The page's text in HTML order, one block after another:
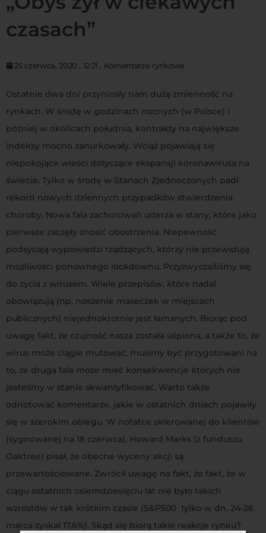
czasach”
25 czerwca, 2020 12:21 Komentarze rynkowe
Ostatnie dwa dni przyniosły nam dużą zmienność na
rynkach. W środę w godzinach nocnych (w Polsce) i
później w okolicach południa, kontrakty na największe
indeksy mocno zanurkowały. Wciąż pojawiają się
niepokojące wieści dotyczące ekspansji koronawirusa na
świecie. Tylko w środę w Stanach Zjednoczonych padł
rekord nowych dziennych przypadków stwierdzenia
choroby. Nowa fala zachorowań uderza w stany, które jako
pierwsze zaczęły znosić obostrzenia. Niepewność
podsycają wypowiedzi rządzących, którzy nie przewidują
możliwości ponownego lockdownu. Przyzwyczailiśmy się
do życia z wirusem. Wiele przepisów, które nadal
obowiązują (np. noszenie maseczek w miejscach
publicznych) niejednokrotnie jest łamanych. Biorąc pod
uwagę fakt, że czujność nasza została uśpiona, a także to, że
wirus może ciągle mutować, musimy być przygotowani na
to, że druga fala może mieć konsekwencje których nie
jesteśmy w stanie skwantyfikować. Warto także
odnotować komentarze, jakie w ostatnich dniach pojawiły
się w szerokim obiegu. W notatce skierowanej do klientów
(sygnowanej na 18 czerwca), Howard Marks (z funduszu
Oaktree) pisał, że obecne wyceny akcji są
przewartościowane. Zwrócił uwagę na fakt, że fakt, że w
ciągu ostatnich osiemdziesięciu lat nie było takich
wzrostów w tak krótkim czasie (S&P500 tylko w dn. 24-26
marca zyskał 17,6%). Skąd się biorą takie reakcje rynku?